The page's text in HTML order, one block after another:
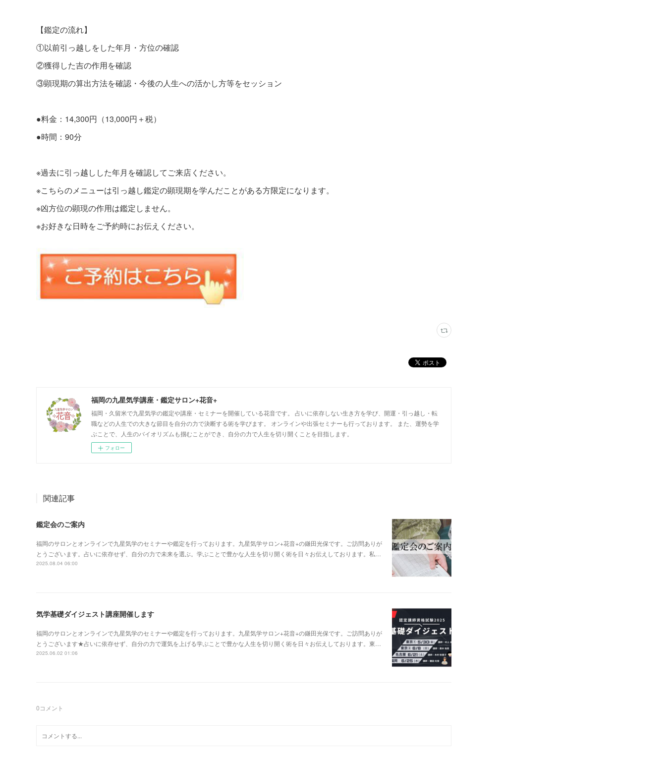
【鑑定の流れ】
①以前引っ越しをした年月・方位の確認
②獲得した吉の作用を確認
③顕現期の算出方法を確認・今後の人生への活かし方等をセッション
●料金：14,300円（13,000円＋税）
●時間：90分
※過去に引っ越しした年月を確認してご来店ください。
※こちらのメニューは引っ越し鑑定の顕現期を学んだことがある方限定になります。
※凶方位の顕現の作用は鑑定しません。
※お好きな日時をご予約時にお伝えください。
福岡の九星気学講座・鑑定サロン+花音+
福岡・久留米で九星気学の鑑定や講座・セミナーを開催している花音です。 占いに依存しない生き方を学び、開運・引っ越し・転
職などの人生での大きな節目を自分の力で決断する術を学びます。 オンラインや出張セミナーも行っております。 また、運勢を学
ぶことで、人生のバイオリズムも掴むことができ、自分の力で人生を切り開くことを目指します。
フォロー
関連記事
鑑定会のご案内
福岡のサロンとオンラインで九星気学のセミナーや鑑定を行っております。九星気学サロン+花音+の鎌田光保です。ご訪問ありが
とうございます。占いに依存せず、自分の力で未来を選ぶ。学ぶことで豊かな人生を切り開く術を日々お伝えしております。私…
2025.08.04 06:00
気学基礎ダイジェスト講座開催します
福岡のサロンとオンラインで九星気学のセミナーや鑑定を行っております。九星気学サロン+花音+の鎌田光保です。ご訪問ありが
とうございます★占いに依存せず、自分の力で運気を上げる学ぶことで豊かな人生を切り開く術を日々お伝えしております。東…
2025.06.02 01:06
0コメント